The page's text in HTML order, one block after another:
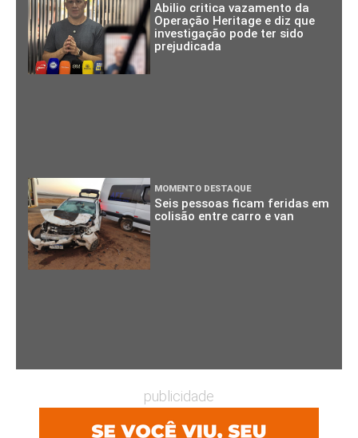
Abilio critica vazamento da
Operação Heritage e diz que
investigação pode ter sido
prejudicada
MOMENTO DESTAQUE
Seis pessoas ficam feridas em
colisão entre carro e van
publicidade